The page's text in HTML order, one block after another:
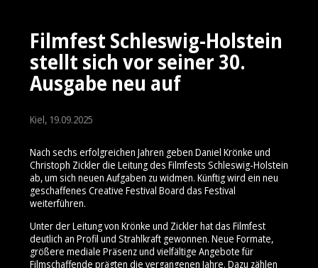
Filmfest Schleswig-Holstein
stellt sich vor seiner 30.
Ausgabe neu auf
Kiel, 19.09.2025
Nach sechs erfolgreichen Jahren geben Daniel Krönke und
Christoph Zickler die Leitung des Filmfests Schleswig-Holstein
ab, um sich neuen Aufgaben zu widmen. Künftig wird ein neu
geschaffenes Creative Festival Board das Festival
weiterführen.
Unter der Leitung von Krönke und Zickler hat das Filmfest
deutlich an Profil und Strahlkraft gewonnen. Neue Formate,
größere mediale Präsenz und vielfältige Angebote für
Filmschaffende prägten die vergangenen Jahre. Dazu zählen